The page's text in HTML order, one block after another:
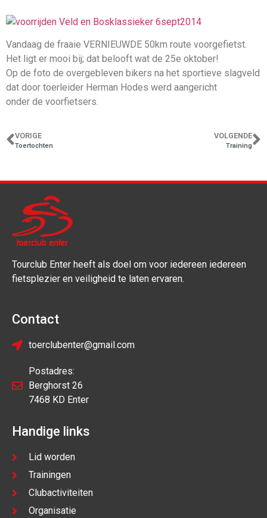
Vandaag de fraaie VERNIEUWDE 50km route voorgefietst.
Het ligt er mooi bij; dat belooft wat de 25e oktober!
Op de foto de overgebleven bikers na het sportieve slagveld
dat door toerleider Herman Hodes werd aangericht
onder de voorfietsers.
VORIGE
Toertochten
VOLGENDE
Training
Tourclub Enter heeft als doel om voor iedereen iedereen
fietsplezier en veiligheid te laten ervaren.
Contact
toerclubenter@gmail.com
Postadres:
Berghorst 26
7468 KD Enter
Handige links
Lid worden
Trainingen
Clubactiviteiten
Organisatie